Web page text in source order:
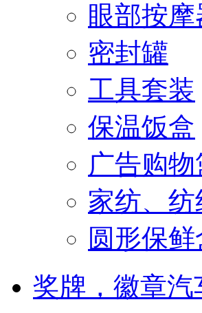
眼部按摩
密封罐
工具套装
保温饭盒
广告购物
家纺、纺
圆形保鲜
奖牌，徽章汽